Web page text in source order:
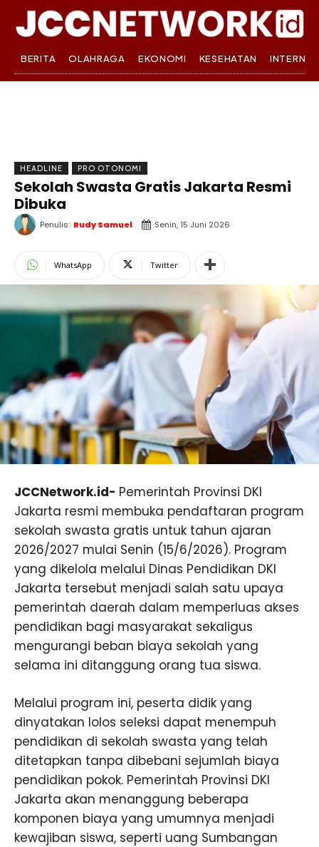
BERITA OLAHRAGA EKONOMI KESEHATAN
HEADLINE PRO OTONOMI
Sekolah Swasta Gratis Jakarta Resmi
Dibuka
Penulis: Rudy Samuel Senin, 15 Juni 2026
WhatsApp Twitter
JCCNetwork.id- Pemerintah Provinsi DKI
Jakarta resmi membuka pendaftaran program
sekolah swasta gratis untuk tahun ajaran
2026/2027 mulai Senin (15/6/2026). Program
yang dikelola melalui Dinas Pendidikan DKI
Jakarta tersebut menjadi salah satu upaya
pemerintah daerah dalam memperluas akses
pendidikan bagi masyarakat sekaligus
mengurangi beban biaya sekolah yang
selama ini ditanggung orang tua siswa.
Melalui program ini, peserta didik yang
dinyatakan lolos seleksi dapat menempuh
pendidikan di sekolah swasta yang telah
ditetapkan tanpa dibebani sejumlah biaya
pendidikan pokok. Pemerintah Provinsi DKI
Jakarta akan menanggung beberapa
komponen biaya yang umumnya menjadi
kewajiban siswa, seperti uang Sumbangan